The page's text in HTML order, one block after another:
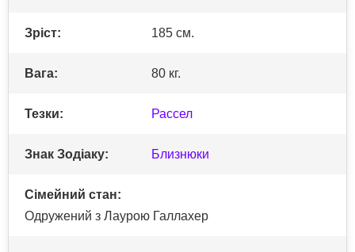
Зріст: 185 см.
Вага: 80 кг.
Тезки: Рассел
Знак Зодіаку: Близнюки
Сімейний стан:
Одружений з Лаурою Галлахер